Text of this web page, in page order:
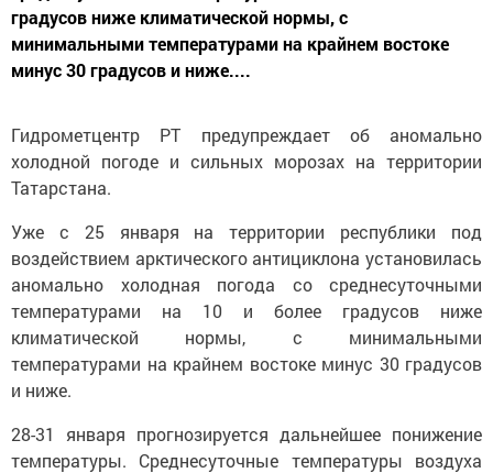
градусов ниже климатической нормы, с
минимальными температурами на крайнем востоке
минус 30 градусов и ниже....
Гидрометцентр РТ предупреждает об аномально
холодной погоде и сильных морозах на территории
Татарстана.
Уже с 25 января на территории республики под
воздействием арктического антициклона установилась
аномально холодная погода со среднесуточными
температурами на 10 и более градусов ниже
климатической нормы, с минимальными
температурами на крайнем востоке минус 30 градусов
и ниже.
28-31 января прогнозируется дальнейшее понижение
температуры. Среднесуточные температуры воздуха